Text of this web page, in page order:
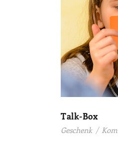
Talk-Box
Geschenk /